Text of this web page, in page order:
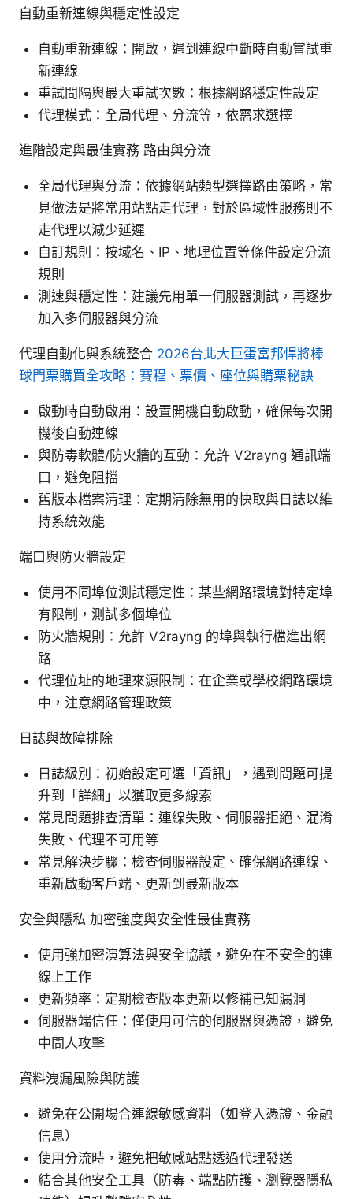
自動重新連線與穩定性設定
自動重新連線：開啟，遇到連線中斷時自動嘗試重
新連線
重試間隔與最大重試次數：根據網路穩定性設定
代理模式：全局代理、分流等，依需求選擇
進階設定與最佳實務 路由與分流
全局代理與分流：依據網站類型選擇路由策略，常
見做法是將常用站點走代理，對於區域性服務則不
走代理以減少延遲
自訂規則：按域名、IP、地理位置等條件設定分流
規則
測速與穩定性：建議先用單一伺服器測試，再逐步
加入多伺服器與分流
代理自動化與系統整合 2026台北大巨蛋富邦悍將棒
球門票購買全攻略：賽程、票價、座位與購票秘訣
啟動時自動啟用：設置開機自動啟動，確保每次開
機後自動連線
與防毒軟體/防火牆的互動：允許 V2rayng 通訊端
口，避免阻擋
舊版本檔案清理：定期清除無用的快取與日誌以維
持系統效能
端口與防火牆設定
使用不同埠位測試穩定性：某些網路環境對特定埠
有限制，測試多個埠位
防火牆規則：允許 V2rayng 的埠與執行檔進出網
路
代理位址的地理來源限制：在企業或學校網路環境
中，注意網路管理政策
日誌與故障排除
日誌級別：初始設定可選「資訊」，遇到問題可提
升到「詳細」以獲取更多線索
常見問題排查清單：連線失敗、伺服器拒絕、混淆
失敗、代理不可用等
常見解決步驟：檢查伺服器設定、確保網路連線、
重新啟動客戶端、更新到最新版本
安全與隱私 加密強度與安全性最佳實務
使用強加密演算法與安全協議，避免在不安全的連
線上工作
更新頻率：定期檢查版本更新以修補已知漏洞
伺服器端信任：僅使用可信的伺服器與憑證，避免
中間人攻擊
資料洩漏風險與防護
避免在公開場合連線敏感資料（如登入憑證、金融
信息）
使用分流時，避免把敏感站點透過代理發送
結合其他安全工具（防毒、端點防護、瀏覽器隱私